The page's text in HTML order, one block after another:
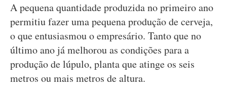
A pequena quantidade produzida no primeiro ano
permitiu fazer uma pequena produção de cerveja,
o que entusiasmou o empresário. Tanto que no
último ano já melhorou as condições para a
produção de lúpulo, planta que atinge os seis
metros ou mais metros de altura.